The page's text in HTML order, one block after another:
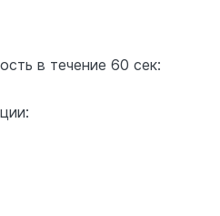
в течение 60 сек: